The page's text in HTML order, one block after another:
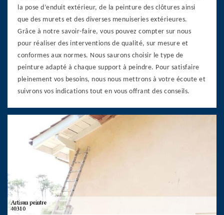
la pose d’enduit extérieur, de la peinture des clôtures ainsi
que des murets et des diverses menuiseries extérieures.
Grâce à notre savoir-faire, vous pouvez compter sur nous
pour réaliser des interventions de qualité, sur mesure et
conformes aux normes. Nous saurons choisir le type de
peinture adapté à chaque support à peindre. Pour satisfaire
pleinement vos besoins, nous nous mettrons à votre écoute et
suivrons vos indications tout en vous offrant des conseils.